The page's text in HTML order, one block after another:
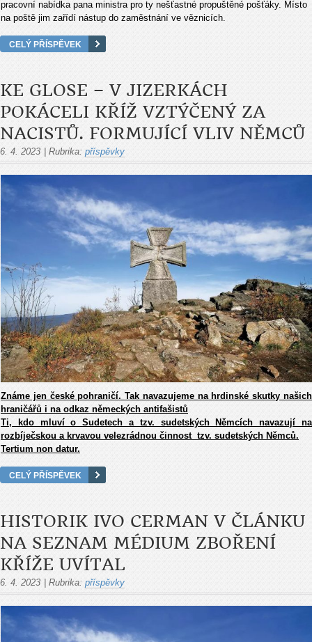
pracovní nabídka pana ministra pro ty nešťastné propuštěné pošťáky. Místo
na poště jim zařídí nástup do zaměstnání ve věznicích.
CELÝ PŘÍSPĚVEK
KE GLOSE – V JIZERKÁCH
POKÁCELI KŘÍŽ VZTÝČENÝ ZA
NACISTŮ. FORMUJÍCÍ VLIV NĚMCŮ
6. 4. 2023 Rubrika: příspěvky
Známe jen české pohraničí. Tak navazujeme na hrdinské skutky našich
hraničářů i na odkaz německých antifašistů
Ti, kdo mluví o Sudetech a tzv. sudetských Němcích navazují na
rozbíječskou a krvavou velezrádnou činnost tzv. sudetských Němců.
Tertium non datur.
CELÝ PŘÍSPĚVEK
HISTORIK IVO CERMAN V ČLÁNKU
NA SEZNAM MÉDIUM ZBOŘENÍ
KŘÍŽE UVÍTAL
6. 4. 2023 Rubrika: příspěvky